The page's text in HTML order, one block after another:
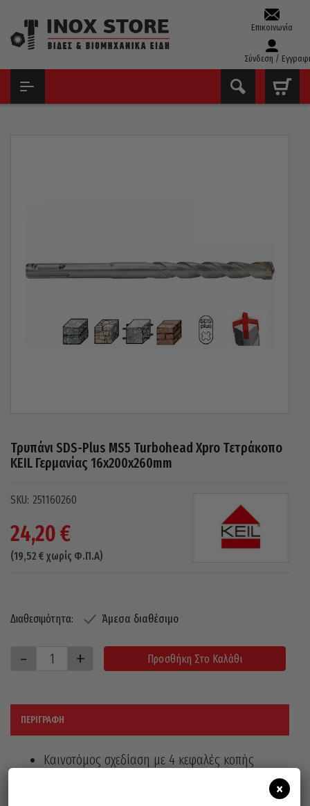
Επικοινωνία
Σύνδεση /
Τρυπάνι SDS-Plus MS5 Turbohead Xpro Τετράκοπο
KEIL Γερμανίας 16x200x260mm
251160260
24,20€
(19,52 € χωρίς Φ.Π.Α)
Διαθεσιμότητα: Άμεσα διαθέσιμο
Προσθήκη Στο Καλάθι
ΠΕΡΙΓΡΑΦΉ
Καινοτόμος σχεδίαση με 4 κεφαλές κοπής
×